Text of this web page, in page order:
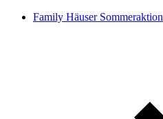
Family Häuser Sommeraktion